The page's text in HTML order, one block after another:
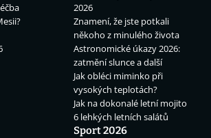
2026
Znamení, že jste potkali
někoho z minulého života
Astronomické úkazy 2026:
zatmění slunce a další
Jak obléci miminko při
vysokých teplotách?
Jak na dokonalé letní mojito
6 lehkých letních salátů
Sport 2026